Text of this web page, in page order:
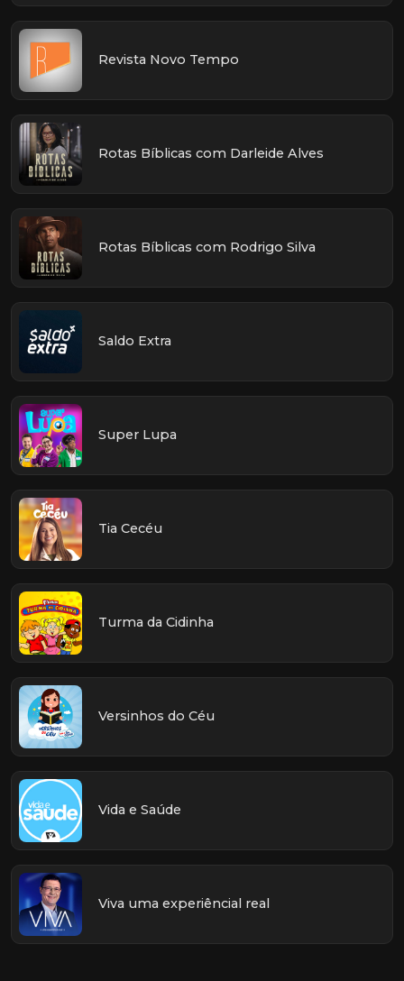
Revista Novo Tempo
Rotas Bíblicas com Darleide Alves
Rotas Bíblicas com Rodrigo Silva
Saldo Extra
Super Lupa
Tia Cecéu
Turma da Cidinha
Versinhos do Céu
Vida e Saúde
Viva uma experiêncial real